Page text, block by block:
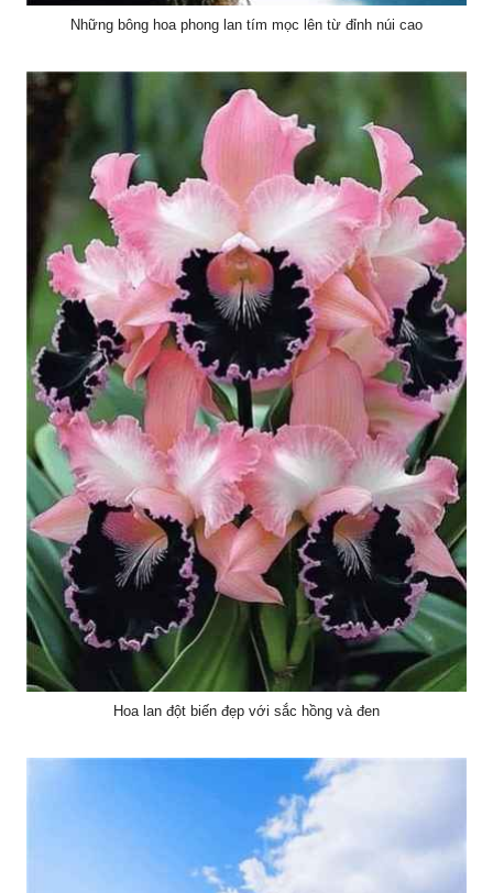
Những bông hoa phong lan tím mọc lên từ đỉnh núi cao
Hoa lan đột biến đẹp với sắc hồng và đen